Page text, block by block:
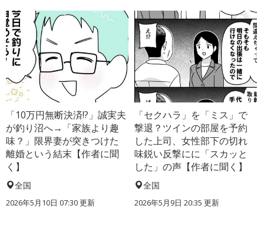
「10万円無断決済!?」誠実夫
が釣り沼へ→「家族より趣
味？」限界妻が突きつけた
離婚という結末【作者に聞
く】
全国
2026年5月10日 07:30 更新
「セクハラ」を「ミス」で
撃退？ツインの部屋を予約
した上司、女性部下の切れ
味鋭い反撃にに「スカッと
した」の声【作者に聞く】
全国
2026年5月9日 20:35 更新